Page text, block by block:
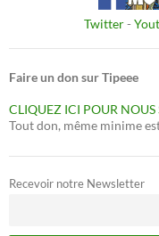
Twitter-
Faire un don sur Tipeee
CLIQUEZ ICI POUR NOUS
Tout don, même minime
Recevoir notre Newsletter